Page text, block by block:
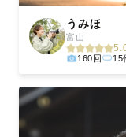
うみほ
富山
160回 15